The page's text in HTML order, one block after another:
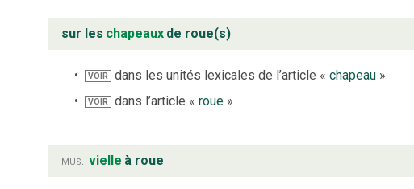
sur les chapeaux de roue(s)
VOIR dans les unités lexicales de l’article «chapeau »
VOIR dans l’article «roue »
mus. vielle à roue